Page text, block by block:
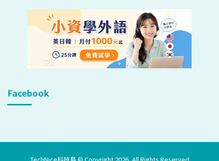
Facebook
TechNice科技島 © Copyright 2026, All Rights Reserved